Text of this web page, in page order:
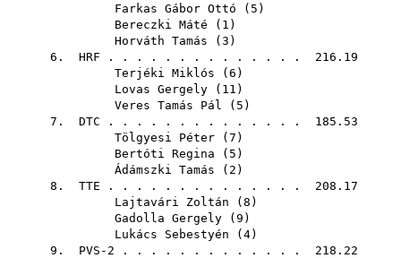
Farkas Gábor Ottó ( 5 )
Bereczki Máté ( 1 )
Horváth Tamás ( 3 )
6. HRF . . . . . . . . . . . . . . 216.19
Terjéki Miklós ( 6 )
Lovas Gergely ( 11 )
Veres Tamás Pál ( 5 )
7. DTC . . . . . . . . . . . . . . 185.53
Tölgyesi Péter ( 7 )
Bertóti Regina ( 5 )
Ádámszki Tamás ( 2 )
8. TTE . . . . . . . . . . . . . . 208.17
Lajtavári Zoltán ( 8 )
Gadolla Gergely ( 9 )
Lukács Sebestyén ( 4)
9. PVS-2 . . . . . . . . . . . . . 218.22